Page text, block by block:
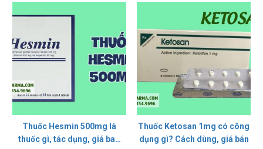
Thuốc Hesmin 500mg là
thuốc gì, tác dụng, giá bao
Thuốc Ketosan 1mg có công
dụng gì? Cách dùng, giá bán